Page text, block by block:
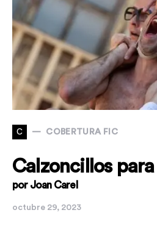
C COBERTURA FIC
Calzoncillos
por Joan Carel
octubre 29, 2023